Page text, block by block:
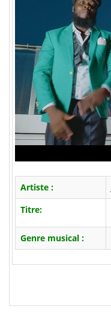
Artiste :
Titre:
Genre musical :